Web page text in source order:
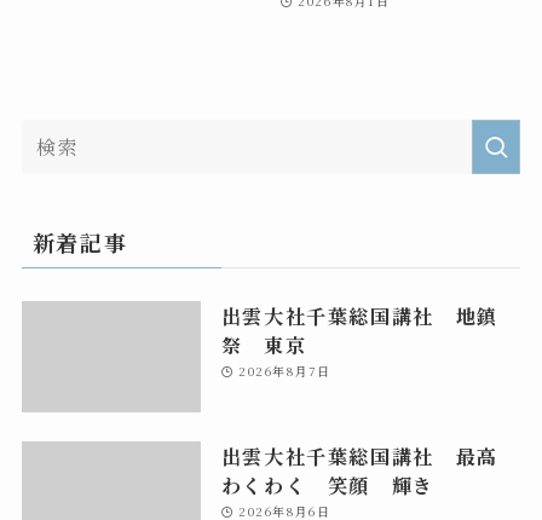
新着記事
出雲大社千葉総国講社 地鎮
祭 東京
2026年8月7日
出雲大社千葉総国講社 最高
わくわく 笑顔 輝き
2026年8月6日